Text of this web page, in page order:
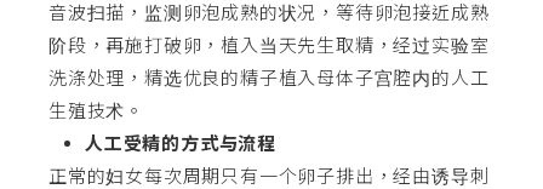
音波扫描，监测卵泡成熟的状况，等待卵泡接近成熟
阶段，再施打破卵，植入当天先生取精，经过实验室
洗涤处理，精选优良的精子植入母体子宫腔内的人工
生殖技术。
人工受精的方式与流程
正常的妇女每次周期只有一个卵子排出，经由诱导刺